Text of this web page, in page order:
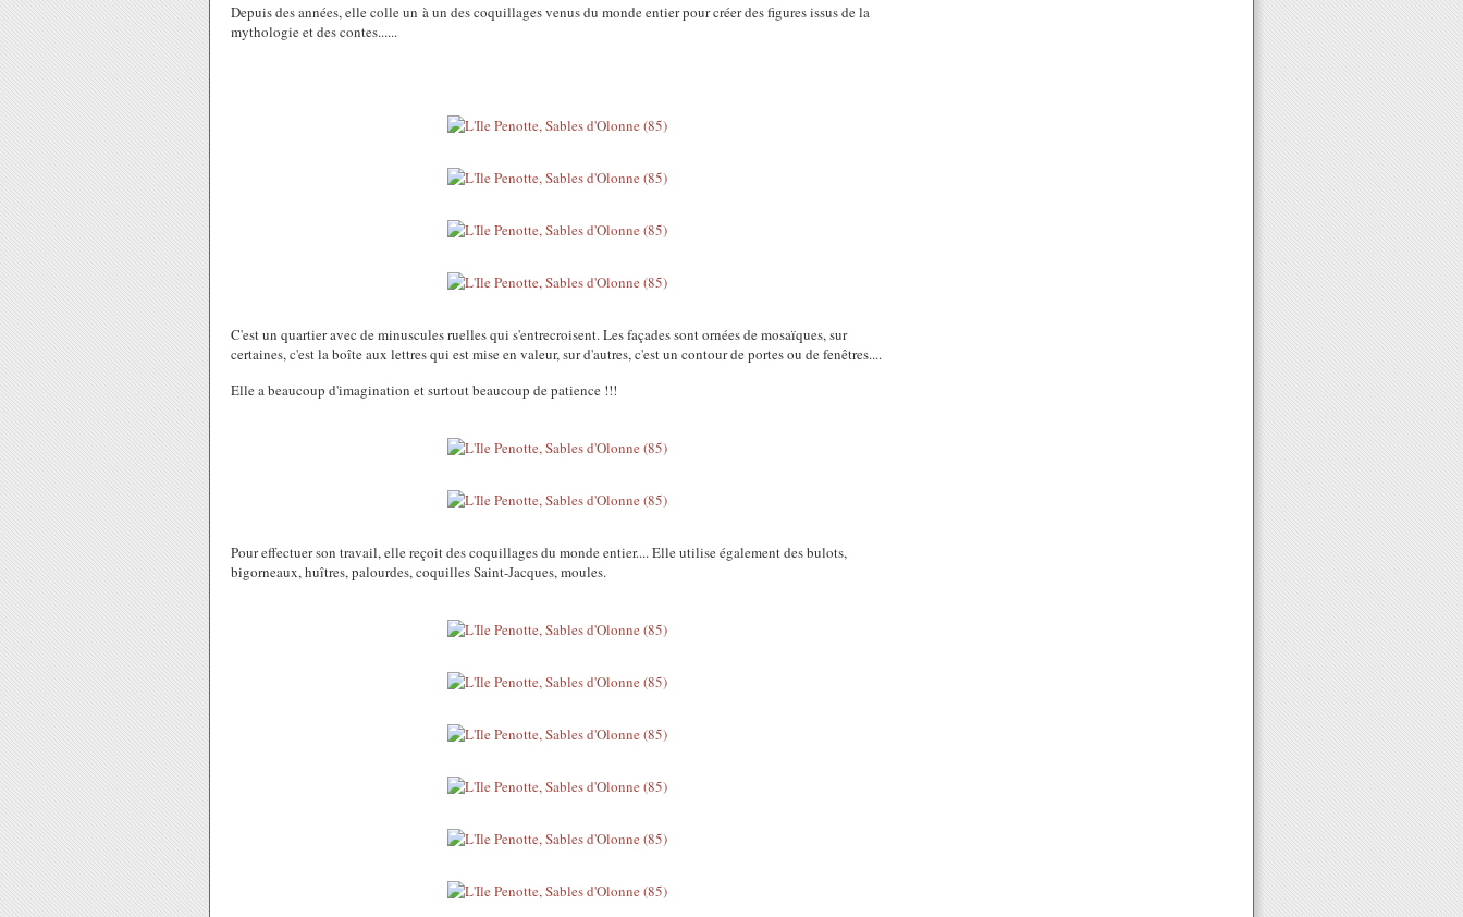
Depuis des années, elle colle un à un des coquillages venus du monde entier pour créer des figures issus de la
mythologie et des contes......
C'est un quartier avec de minuscules ruelles qui s'entrecroisent. Les façades sont ornées de mosaïques, sur
certaines, c'est la boîte aux lettres qui est mise en valeur, sur d'autres, c'est un contour de portes ou de fenêtres....
Elle a beaucoup d'imagination et surtout beaucoup de patience !!!
Pour effectuer son travail, elle reçoit des coquillages du monde entier.... Elle utilise également des bulots,
bigorneaux, huîtres, palourdes, coquilles Saint-Jacques, moules.